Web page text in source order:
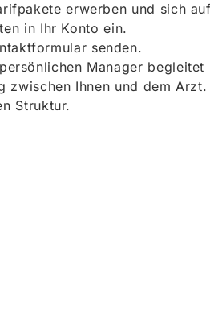
erwerben und sich
in Ihr Konto ein.
senden.
Manager
zwischen Ihnen und dem Arzt.
Struktur.